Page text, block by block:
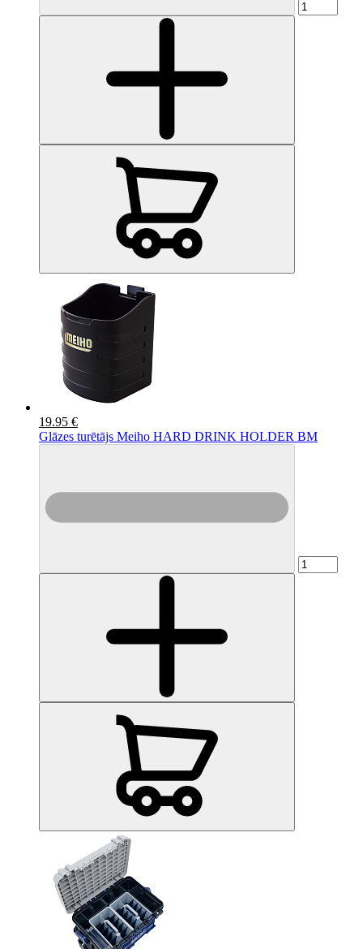
19.95 €
Glāzes turētājs Meiho HARD DRINK HOLDER BM